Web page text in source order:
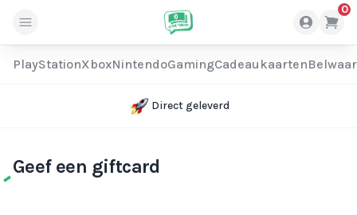
0
PlayStationXboxNintendoGamingCadeaukaarten
Direct geleverd
Geef een giftcard